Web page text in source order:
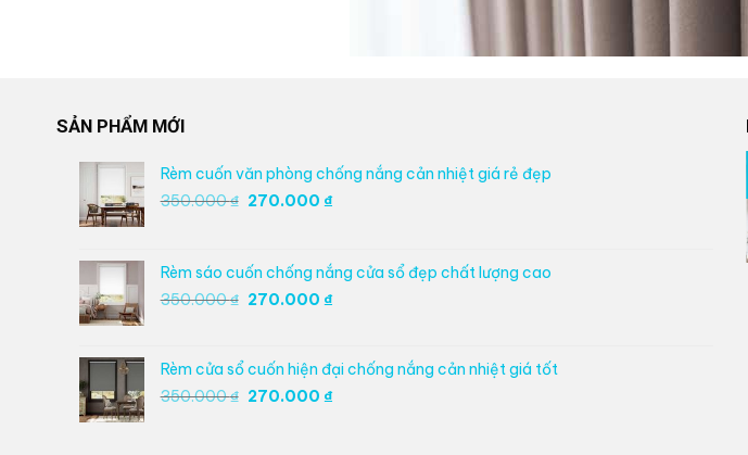
SẢN PHẨM MỚI
Rèm cuốn văn phòng chống nắng cản nhiệt giá rẻ đẹp
350.000₫ Giá
350.000 ₫.
270.000 ₫Giá
là:
270.000 ₫.
Rèm sáo cuốn chống nắng cửa sổ đẹp chất lượng cao
350.000₫ Giá
350.000 ₫.
270.000 ₫Giá
là:
270.000 ₫.
Rèm cửa sổ cuốn hiện đại chống nắng cản nhiệt giá tốt
350.000₫ Giá
270.000 ₫Giá